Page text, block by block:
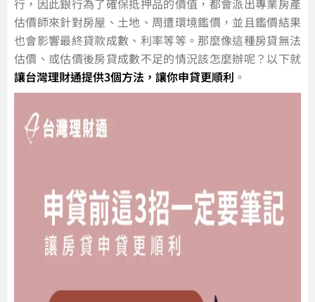
行，因此銀行為了確保抵押品的價值，都會派出專業房產
估價師來針對房屋、土地、周遭環境鑑價，並且鑑價結果
也會影響最終貸款成數、利率等等。那麼像這種房貸無法
估價、或估價後房貸成數不足的情況該怎麼辦呢？以下就
讓台灣理財通提供3個方法，讓你申貸更順利 。